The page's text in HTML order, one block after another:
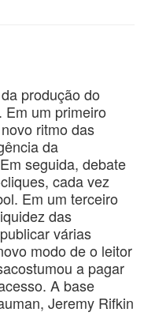
produção do
um primeiro
ritmo das
da
seguida, debate
cada vez
Em um terceiro
das
várias
modo de o leitor
a pagar
A base
Jeremy Rifkin